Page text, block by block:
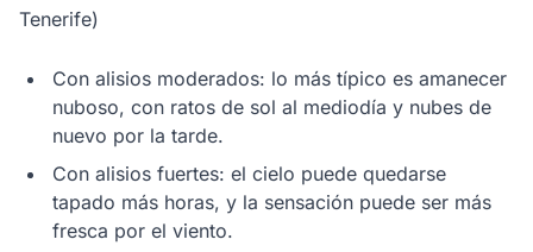
Tenerife)
Con alisios moderados: lo más típico es amanecer
nuboso, con ratos de sol al mediodía y nubes de
nuevo por la tarde.
Con alisios fuertes: el cielo puede quedarse
tapado más horas, y la sensación puede ser más
fresca por el viento.